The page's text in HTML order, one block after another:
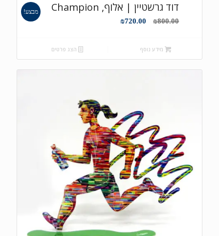
דוד גרשטיין | אלוף, Champion
₪800.00
המחיר
₪800.00.
₪720.00 המחיר
מבצע!
מידע נוסף הצג פרטים